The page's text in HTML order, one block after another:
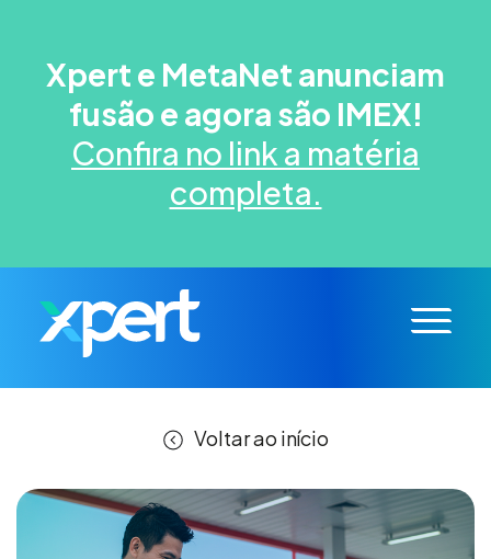
Xpert e MetaNet anunciam
fusão e agora são IMEX!
Confira no link a matéria
completa.
Voltar ao início